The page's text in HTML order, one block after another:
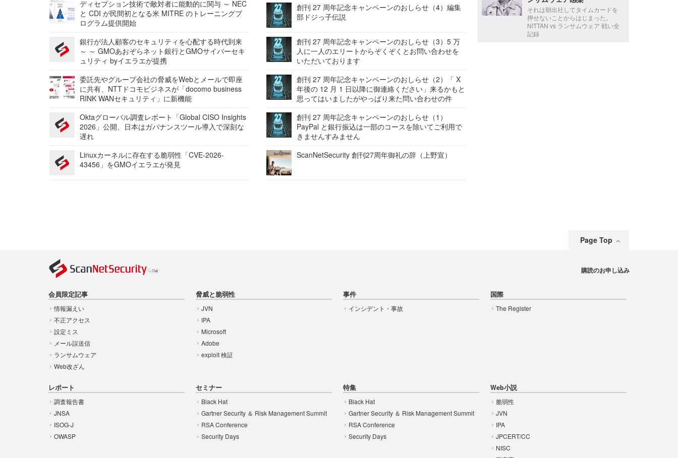
ディセプション技術で敵対者に能動的に関与 ～ NEC
と CDI が民間初となる米 MITRE のトレーニングプ
ログラム提供開始
銀行が法人顧客のセキュリティを心配する時代到来
～ ～ GMOあおぞらネット銀行とGMOサイバーセキ
ュリティ byイエラエが提携
委託先やグループ会社の脅威をWebとメールで即座
に共有、NTTドコモビジネスが「docomo business
RINK WANセキュリティ」に新機能
Oktaグローバル調査レポート「Global CISO Insights
2026」公開、日本はガバナンスツール導入で深刻な
遅れ
Linuxカーネルに存在する脆弱性「CVE-2026-
43456」をGMOイエラエが発見
創刊 27 周年記念キャンペーンのおしらせ（4）編集
部ドジっ子伝説
創刊 27 周年記念キャンペーンのおしらせ（3）5 万
人に一人のエリートからぞくぞくとお問い合わせを
いただいております
創刊 27 周年記念キャンペーンのおしらせ（2）「 X
年後の 12 月 1 日以降に御連絡ください」来るかもと
思ってはいましたがやっぱり来た問い合わせの件
創刊 27 周年記念キャンペーンのおしらせ（1）
PayPal と銀行振込は一部のコースを除いてご利用で
きませんすみません
ScanNetSecurity 創刊27周年御礼の辞（上野宣）
それは朝出社してタイムカードを
押せないことからはじまった。
NITTAN vs ランサムウェア 戦い全
記録
Page Top
会員限定記事
情報漏えい
不正アクセス
設定ミス
メール誤送信
ランサムウェア
Web改ざん
脅威と脆弱性
JVN
IPA
Microsoft
Adobe
exploit 検証
事件
インシデント・事故
国際
The Register
レポート
調査報告書
JNSA
ISOG-J
OWASP
セミナー
Black Hat
Gartner Security ＆ Risk Management Summit
RSA Conference
Security Days
特集
Black Hat
Gartner Security ＆ Risk Management Summit
RSA Conference
Security Days
Web小説
脆弱性
JVN
IPA
JPCERT/CC
NISC
購読のお申し込み